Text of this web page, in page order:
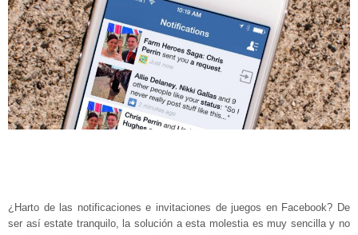
¿Harto de las notificaciones e invitaciones de juegos en Facebook? De
ser así estate tranquilo, la solución a esta molestia es muy sencilla y no